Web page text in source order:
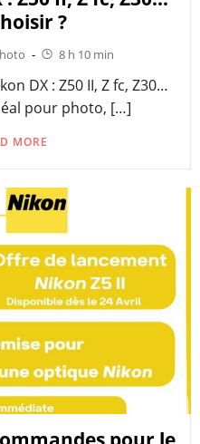
?
- 8 h 10 min
DX : Z50 II, Z fc, Z30…
pour photo, […]
MORE